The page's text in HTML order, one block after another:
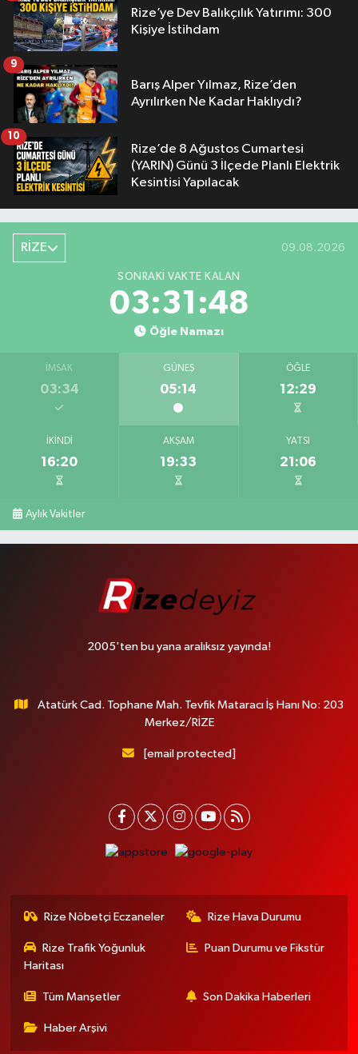
Rize’ye Dev Balıkçılık Yatırımı: 300
Kişiye İstihdam
Barış Alper Yılmaz, Rize’den
Ayrılırken Ne Kadar Haklıydı?
9
Rize’de 8 Ağustos Cumartesi
(YARIN) Günü 3 İlçede Planlı Elektrik
Kesintisi Yapılacak
10
RİZE 09.08.2026
SONRAKI VAKTE KALAN
03:31:47
Öğle Namazı
İMSAK
03:34
GÜNEŞ
05:14
ÖĞLE
12:29
İKINDI
16:20
AKŞAM
19:33
YATSI
21:06
Aylık Vakitler
2005'ten bu yana aralıksız yayında!
Atatürk Cad. Tophane Mah. Tevfik Mataracı İş Hanı No: 203
Merkez/RİZE
[email protected]
Rize Nöbetçi Eczaneler Rize Hava Durumu
Rize Trafik Yoğunluk
Haritası
Puan Durumu ve Fikstür
Tüm Manşetler Son Dakika Haberleri
Haber Arşivi